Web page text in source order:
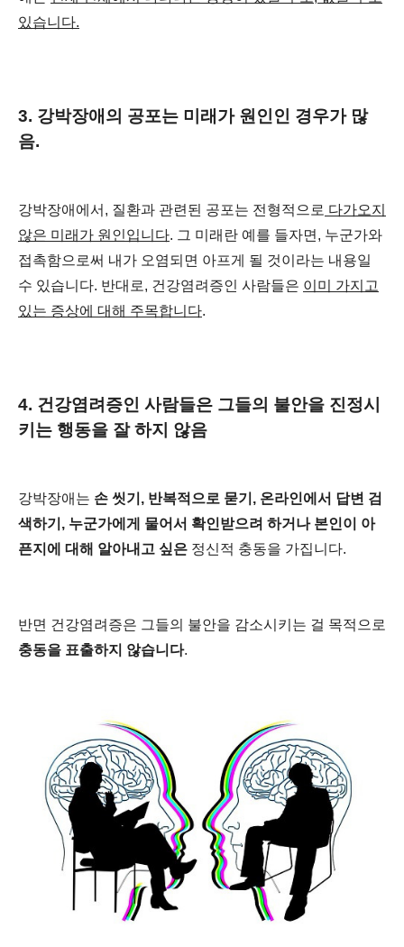
있습니다.
3. 강박장애의 공포는 미래가 원인인 경우가 많
음.
강박장애에서, 질환과 관련된 공포는 전형적으로 다가오지
않은 미래가 원인입니다. 그 미래란 예를 들자면, 누군가와
접촉함으로써 내가 오염되면 아프게 될 것이라는 내용일
수 있습니다. 반대로, 건강염려증인 사람들은 이미 가지고
있는 증상에 대해 주목합니다.
4. 건강염려증인 사람들은 그들의 불안을 진정시
키는 행동을 잘 하지 않음
강박장애는 손 씻기, 반복적으로 묻기, 온라인에서 답변 검
색하기, 누군가에게 물어서 확인받으려 하거나 본인이 아
픈지에 대해 알아내고 싶은 정신적 충동을 가집니다.
반면 건강염려증은 그들의 불안을 감소시키는 걸 목적으로
충동을 표출하지 않습니다.